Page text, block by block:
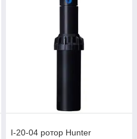
I-20-04 ротор Hunter